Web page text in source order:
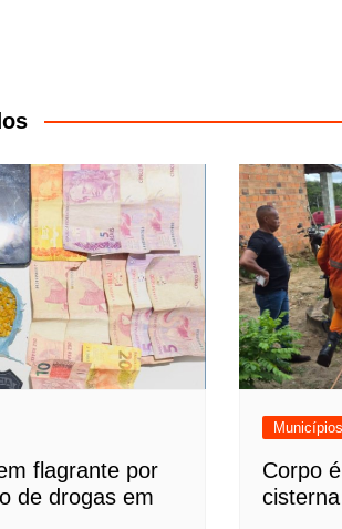
flagrante por
de drogas em
Municípios
Corpo